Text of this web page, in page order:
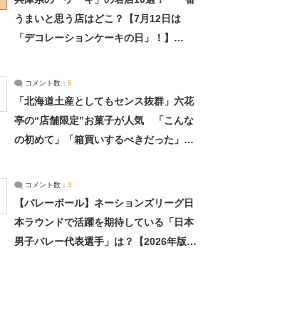
うまいと思う店はどこ？【7月12日は
「デコレーションケーキの日」！】
コメント数： 5
「北海道土産としてもセンス抜群」六花
亭の“店舗限定”お菓子が人気 「こんな
の初めて」「箱買いするべきだった」
コメント数： 3
【バレーボール】ネーションズリーグ日
本ラウンドで活躍を期待している「日本
男子バレー代表選手」は？【2026年版・